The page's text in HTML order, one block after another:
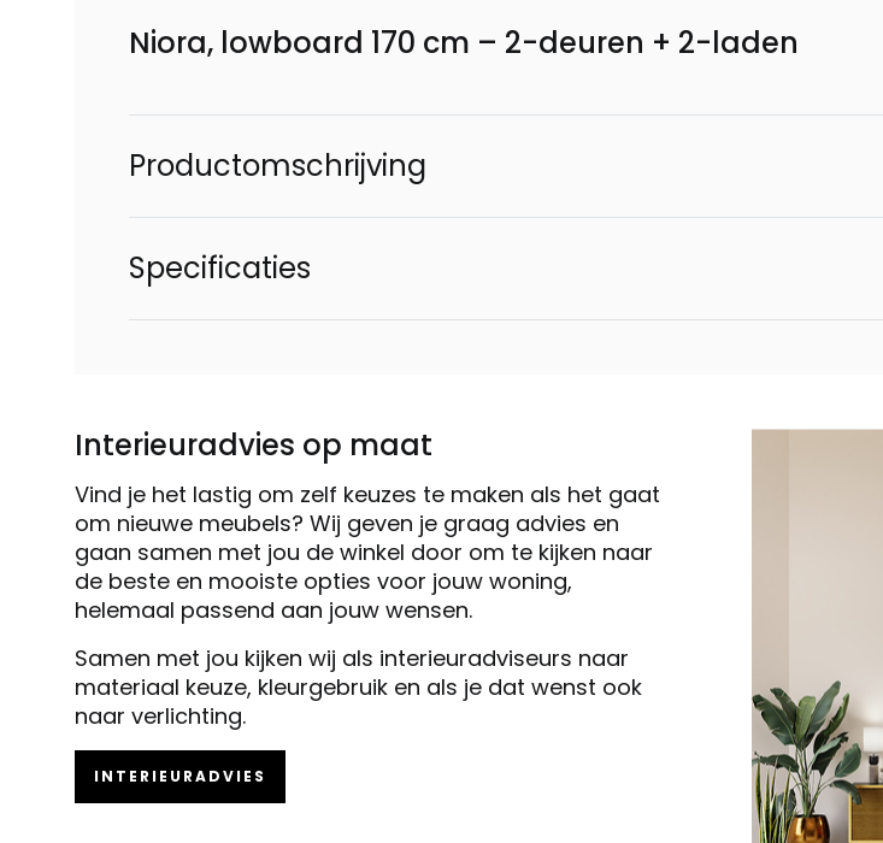
Niora, lowboard 170 cm – 2-deuren + 2-laden
Productomschrijving
Specificaties
Interieuradvies op maat
Vind je het lastig om zelf keuzes te maken als het gaat
om nieuwe meubels? Wij geven je graag advies en
gaan samen met jou de winkel door om te kijken naar
de beste en mooiste opties voor jouw woning,
helemaal passend aan jouw wensen.
Samen met jou kijken wij als interieuradviseurs naar
materiaal keuze, kleurgebruik en als je dat wenst ook
naar verlichting.
INTERIEURADVIES